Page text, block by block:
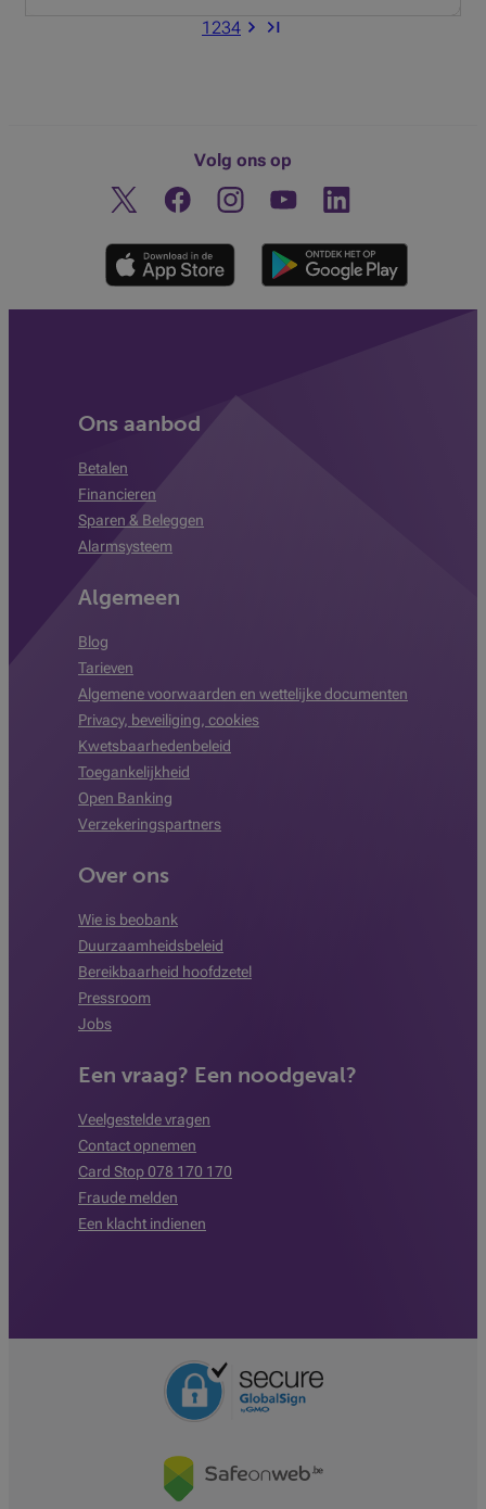
1 234
Volg ons op
Twitter FacebookInstagramOntdek ons YouTube-kanaal
Linkedin
Ons aanbod
Betalen
Financieren
Sparen & Beleggen
Alarmsysteem
Algemeen
Blog
Tarieven
Algemene voorwaarden en wettelijke documenten
Privacy, beveiliging, cookies
Kwetsbaarhedenbeleid
Toegankelijkheid
Open Banking
Verzekeringspartners
Over ons
Wie is beobank
Duurzaamheidsbeleid
Bereikbaarheid hoofdzetel
Pressroom
Jobs
Een vraag? Een noodgeval?
Veelgestelde vragen
Contact opnemen
Card Stop 078 170 170
Fraude melden
Een klacht indienen